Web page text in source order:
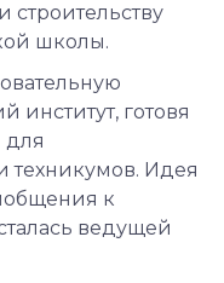
строительству
школы.
институт, готовя
для
техникумов. Идея
к
ведущей